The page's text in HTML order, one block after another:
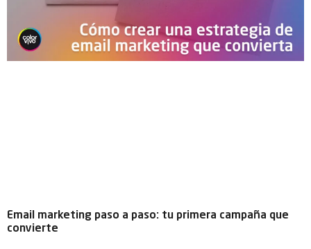
Email marketing paso a paso: tu primera campaña que
convierte